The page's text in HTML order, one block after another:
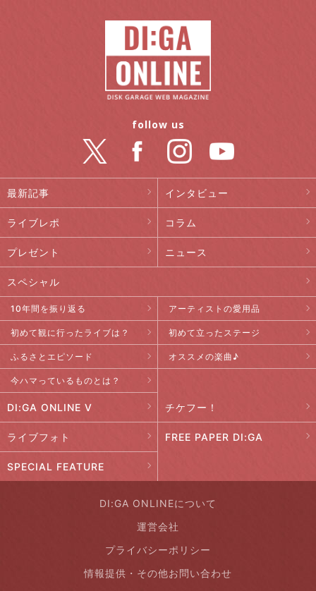
最新記事 インタビュー
ライブレポ コラム
プレゼント ニュース
スペシャル
10年間を振り返る アーティストの愛用品
初めて観に行ったライブは？ 初めて立ったステージ
ふるさとエピソード オススメの楽曲♪
今ハマっているものとは？
DI:GA ONLINE V チケフー！
ライブフォト FREE PAPER DI:GA
SPECIAL FEATURE
follow us
DI:GA ONLINEについて
運営会社
プライバシーポリシー
情報提供・その他お問い合わせ